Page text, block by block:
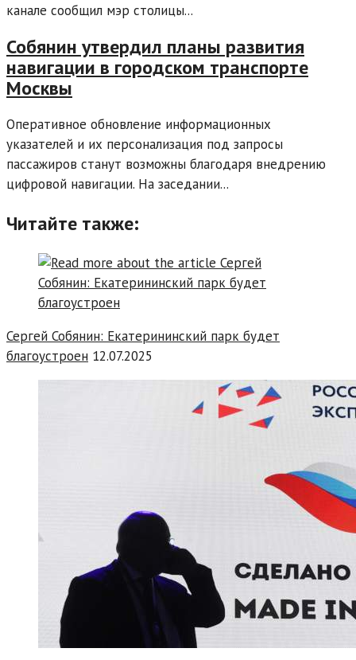
канале сообщил мэр столицы...
Собянин утвердил планы развития
навигации в городском транспорте
Москвы
Оперативное обновление информационных
указателей и их персонализация под запросы
пассажиров станут возможны благодаря внедрению
цифровой навигации. На заседании...
Читайте также:
Сергей Собянин: Екатерининский парк будет
благоустроен 12.07.2025